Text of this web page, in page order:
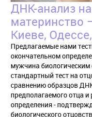
ДНК-анализ
материнство
Киеве,
Предлагаемые нами
окончательном
мужчина
стандартный тест на
сравнению образцов
предполагаемого отца
определения -
биологического